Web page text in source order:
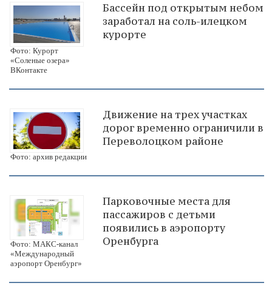
Фото: Курорт
«Соленые озера»
ВКонтакте
Бассейн под открытым небом
заработал на соль-илецком
курорте
Фото: архив редакции
Движение на трех участках
дорог временно ограничили в
Переволоцком районе
Фото: МАКС-канал
«Международный
аэропорт Оренбург»
Парковочные места для
пассажиров с детьми
появились в аэропорту
Оренбурга